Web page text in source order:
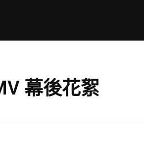
幕後花絮